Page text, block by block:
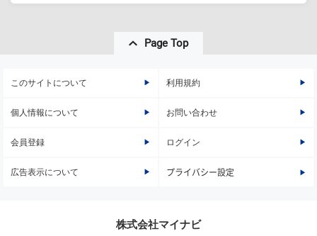
Page Top
このサイトについて 利用規約
個人情報について お問い合わせ
会員登録 ログイン
広告表示について プライバシー設定
株式会社マイナビ